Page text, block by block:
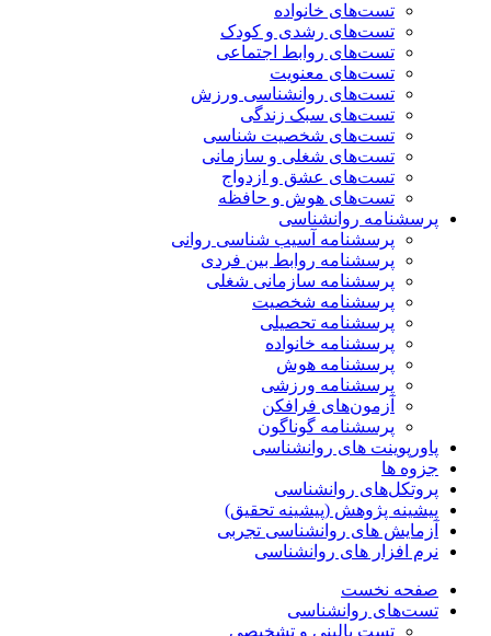
تست‌های خانواده
تست‌های رشدی و کودک
تست‌های روابط اجتماعی
تست‌های معنویت
تست‌های روانشناسی ورزش
تست‌های سبک زندگی
تست‌های شخصیت شناسی
تست‌های شغلی و سازمانی
تست‌های عشق و ازدواج
تست‌های هوش و حافظه
پرسشنامه روانشناسی
پرسشنامه آسیب شناسی روانی
پرسشنامه روابط بین فردی
پرسشنامه سازمانی شغلی
پرسشنامه شخصیت
پرسشنامه تحصیلی
پرسشنامه خانواده
پرسشنامه هوش
پرسشنامه ورزشی
آزمون‌های فرافکن
پرسشنامه گوناگون
پاورپوینت های روانشناسی
جزوه ها
پروتکل‌های روانشناسی
پیشینه پژوهش (پیشینه تحقیق)
آزمایش های روانشناسی تجربی
نرم افزار های روانشناسی
صفحه نخست
تست‌های روانشناسی
تست بالینی و تشخیصی